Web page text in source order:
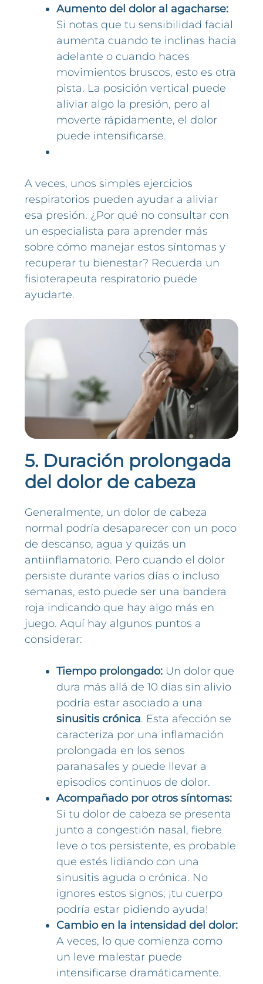
Aumento del dolor al agacharse:
Si notas que tu sensibilidad facial
aumenta cuando te inclinas hacia
adelante o cuando haces
movimientos bruscos, esto es otra
pista. La posición vertical puede
aliviar algo la presión, pero al
moverte rápidamente, el dolor
puede intensificarse.
A veces, unos simples ejercicios
respiratorios pueden ayudar a aliviar
esa presión. ¿Por qué no consultar con
un especialista para aprender más
sobre cómo manejar estos síntomas y
recuperar tu bienestar? Recuerda un
fisioterapeuta respiratorio puede
ayudarte.
5. Duración prolongada
del dolor de cabeza
Generalmente, un dolor de cabeza
normal podría desaparecer con un poco
de descanso, agua y quizás un
antiinflamatorio. Pero cuando el dolor
persiste durante varios días o incluso
semanas, esto puede ser una bandera
roja indicando que hay algo más en
juego. Aquí hay algunos puntos a
considerar:
Tiempo prolongado: Un dolor que
dura más allá de 10 días sin alivio
podría estar asociado a una
sinusitis crónica. Esta afección se
caracteriza por una inflamación
prolongada en los senos
paranasales y puede llevar a
episodios continuos de dolor.
Acompañado por otros síntomas:
Si tu dolor de cabeza se presenta
junto a congestión nasal, fiebre
leve o tos persistente, es probable
que estés lidiando con una
sinusitis aguda o crónica. No
ignores estos signos; ¡tu cuerpo
podría estar pidiendo ayuda!
Cambio en la intensidad del dolor:
A veces, lo que comienza como
un leve malestar puede
intensificarse dramáticamente.